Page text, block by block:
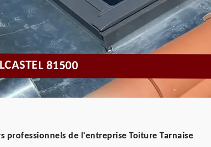
81500
professionnels de l'entreprise Toiture Tarnaise